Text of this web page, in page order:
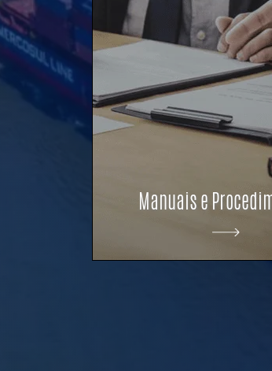
Manuais e